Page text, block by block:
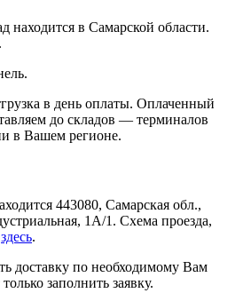
находится в Самарской области.
.
в день оплаты. Оплаченный
до складов — терминалов
в Вашем регионе.
443080, Самарская обл.,
1А/1. Схема проезда,
здесь.
доставку по необходимому Вам
заполнить заявку.